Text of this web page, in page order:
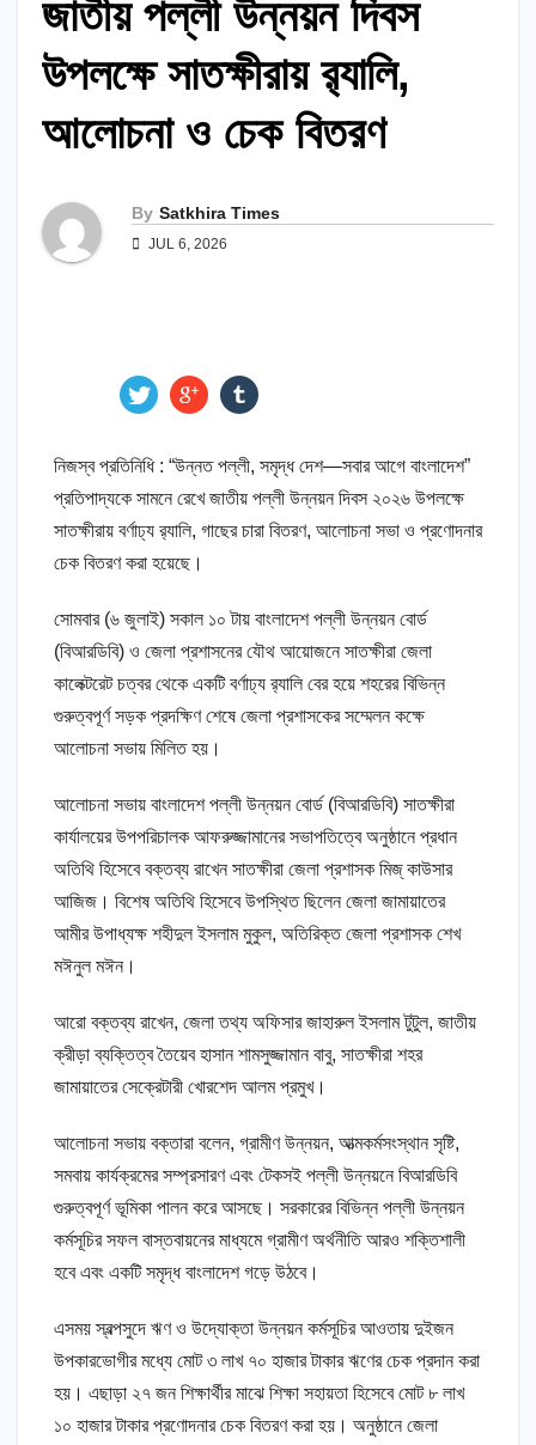
জাতীয় পল্লী উন্নয়ন দিবস
উপলক্ষে সাতক্ষীরায় র‍্যালি,
আলোচনা ও চেক বিতরণ
By Satkhira Times
JUL 6, 2026
নিজস্ব প্রতিনিধি : “উন্নত পল্লী, সমৃদ্ধ দেশ—সবার আগে বাংলাদেশ”
প্রতিপাদ্যকে সামনে রেখে জাতীয় পল্লী উন্নয়ন দিবস ২০২৬ উপলক্ষে
সাতক্ষীরায় বর্ণাঢ্য র‍্যালি, গাছের চারা বিতরণ, আলোচনা সভা ও প্রণোদনার
চেক বিতরণ করা হয়েছে।
সোমবার (৬ জুলাই) সকাল ১০ টায় বাংলাদেশ পল্লী উন্নয়ন বোর্ড
(বিআরডিবি) ও জেলা প্রশাসনের যৌথ আয়োজনে সাতক্ষীরা জেলা
কালেক্টরেট চত্বর থেকে একটি বর্ণাঢ্য র‍্যালি বের হয়ে শহরের বিভিন্ন
গুরুত্বপূর্ণ সড়ক প্রদক্ষিণ শেষে জেলা প্রশাসকের সম্মেলন কক্ষে
আলোচনা সভায় মিলিত হয়।
আলোচনা সভায় বাংলাদেশ পল্লী উন্নয়ন বোর্ড (বিআরডিবি) সাতক্ষীরা
কার্যালয়ের উপপরিচালক আফরুজ্জামানের সভাপতিত্বে অনুষ্ঠানে প্রধান
অতিথি হিসেবে বক্তব্য রাখেন সাতক্ষীরা জেলা প্রশাসক মিজ্ কাউসার
আজিজ। বিশেষ অতিথি হিসেবে উপস্থিত ছিলেন জেলা জামায়াতের
আমীর উপাধ্যক্ষ শহীদুল ইসলাম মুকুল, অতিরিক্ত জেলা প্রশাসক শেখ
মঈনুল মঈন।
আরো বক্তব্য রাখেন, জেলা তথ্য অফিসার জাহারুল ইসলাম টুটুল, জাতীয়
ক্রীড়া ব্যক্তিত্ব তৈয়েব হাসান শামসুজ্জামান বাবু, সাতক্ষীরা শহর
জামায়াতের সেক্রেটারী খোরশেদ আলম প্রমুখ।
আলোচনা সভায় বক্তারা বলেন, গ্রামীণ উন্নয়ন, আত্মকর্মসংস্থান সৃষ্টি,
সমবায় কার্যক্রমের সম্প্রসারণ এবং টেকসই পল্লী উন্নয়নে বিআরডিবি
গুরুত্বপূর্ণ ভূমিকা পালন করে আসছে। সরকারের বিভিন্ন পল্লী উন্নয়ন
কর্মসূচির সফল বাস্তবায়নের মাধ্যমে গ্রামীণ অর্থনীতি আরও শক্তিশালী
হবে এবং একটি সমৃদ্ধ বাংলাদেশ গড়ে উঠবে।
এসময় স্বল্পসুদে ঋণ ও উদ্যোক্তা উন্নয়ন কর্মসূচির আওতায় দুইজন
উপকারভোগীর মধ্যে মোট ৩ লাখ ৭০ হাজার টাকার ঋণের চেক প্রদান করা
হয়। এছাড়া ২৭ জন শিক্ষার্থীর মাঝে শিক্ষা সহায়তা হিসেবে মোট ৮ লাখ
১০ হাজার টাকার প্রণোদনার চেক বিতরণ করা হয়। অনুষ্ঠানে জেলা